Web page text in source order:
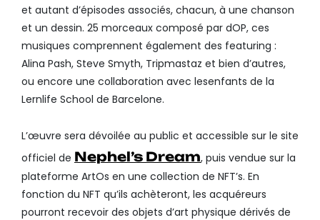
et autant d’épisodes associés, chacun, à une chanson
et un dessin. 25 morceaux composé par dOP, ces
musiques comprennent également des featuring :
Alina Pash, Steve Smyth, Tripmastaz et bien d’autres,
ou encore une collaboration avec lesenfants de la
Lernlife School de Barcelone.
L’œuvre sera dévoilée au public et accessible sur le site
officiel de Nephel’s Dream, puis vendue sur la
plateforme ArtOs en une collection de NFT’s. En
fonction du NFT qu’ils achèteront, les acquéreurs
pourront recevoir des objets d’art physique dérivés de